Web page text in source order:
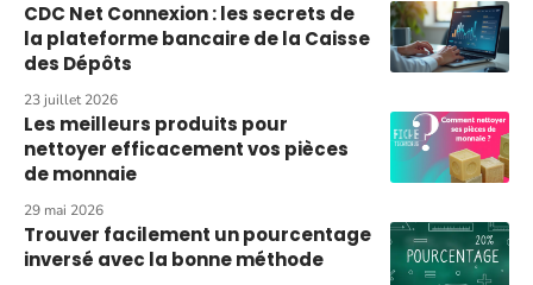
CDC Net Connexion : les secrets de
la plateforme bancaire de la Caisse
des Dépôts
23 juillet 2026
Les meilleurs produits pour
nettoyer efficacement vos pièces
de monnaie
29 mai 2026
Trouver facilement un pourcentage
inversé avec la bonne méthode